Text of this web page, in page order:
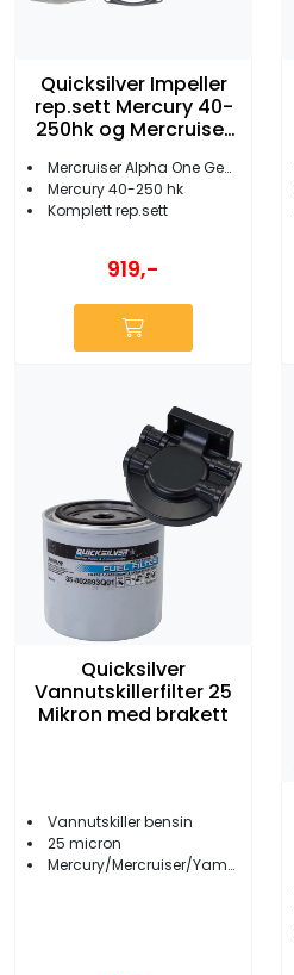
Quicksilver Impeller
rep.sett Mercury 40-
250hk og Mercruiser
Mercruiser Alpha One Gen 2
Mercury 40-250 hk
Komplett rep.sett
919,-
Quicksilver
Vannutskillerfilter 25
Mikron med brakett
Vannutskiller bensin
25 micron
Mercury/Mercruiser/Yamaha/Suzuki